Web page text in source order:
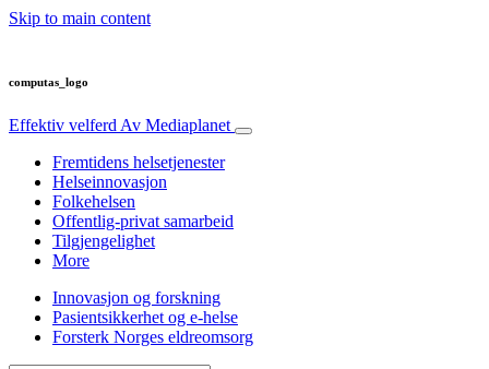
Skip to main content
computas_logo
Effektiv velferd Av Mediaplanet
Fremtidens helsetjenester
Helseinnovasjon
Folkehelsen
Offentlig-privat samarbeid
Tilgjengelighet
More
Innovasjon og forskning
Pasientsikkerhet og e-helse
Forsterk Norges eldreomsorg